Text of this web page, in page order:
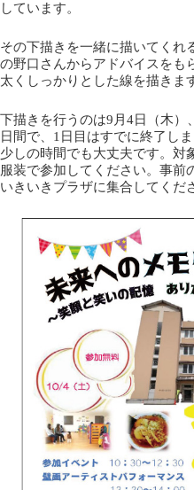
しています。
その下描きを一緒に描いてくれ
の野口さんからアドバイスをも
太くしっかりとした線を描きま
下描きを行うのは9月4日（木）
日間で、1日目はすでに終了し
少しの時間でも大丈夫です。対
服装で参加してください。事前
いきいきプラザに集合してくだ